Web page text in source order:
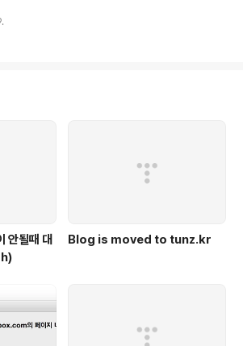
i686/cmov/libc.so.6 (0xb75fb000)/lib/ld
안될때 대
Blog is moved to tunz.kr